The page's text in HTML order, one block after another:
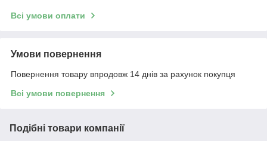
Всі умови оплати
Умови повернення
Повернення товару впродовж 14 днів за рахунок покупця
Всі умови повернення
Подібні товари компанії